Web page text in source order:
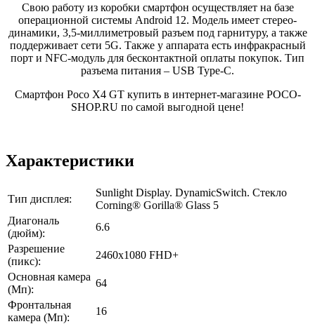
Свою работу из коробки смартфон осуществляет на базе
операционной системы Android 12. Модель имеет стерео-
динамики, 3,5-миллиметровый разъем под гарнитуру, а также
поддерживает сети 5G. Также у аппарата есть инфракрасный
порт и NFC-модуль для бесконтактной оплаты покупок. Тип
разъема питания – USB Type-C.
Смартфон Poco X4 GT купить в интернет-магазине POCO-
SHOP.RU по самой выгодной цене!
Характеристики
Тип дисплея:
Sunlight Display. DynamicSwitch. Стекло
Corning® Gorilla® Glass 5
Диагональ
(дюйм):
6.6
Разрешение
(пикс):
2460x1080 FHD+
Основная камера
(Мп):
64
Фронтальная
камера (Мп):
16